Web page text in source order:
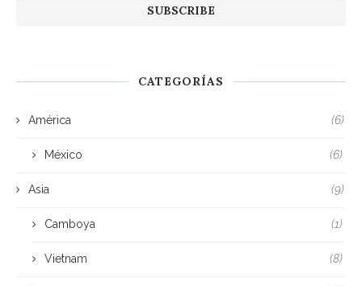
CATEGORÍAS
América (6)
México (6)
Asia (9)
Camboya (1)
Vietnam (8)